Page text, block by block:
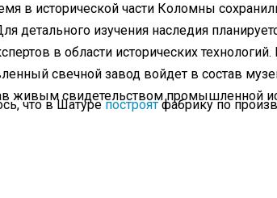
в исторической части Коломны
детального изучения наследия
в области исторических
свечной завод войдет в состав
живым свидетельством промышленной
что в Шатурепостроятфабрику по